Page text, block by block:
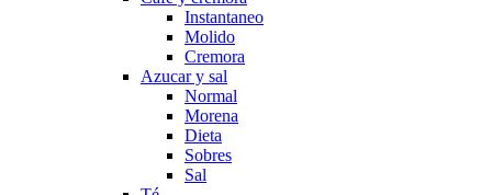
Instantaneo
Molido
Cremora
Azucar y sal
Normal
Morena
Dieta
Sobres
Sal